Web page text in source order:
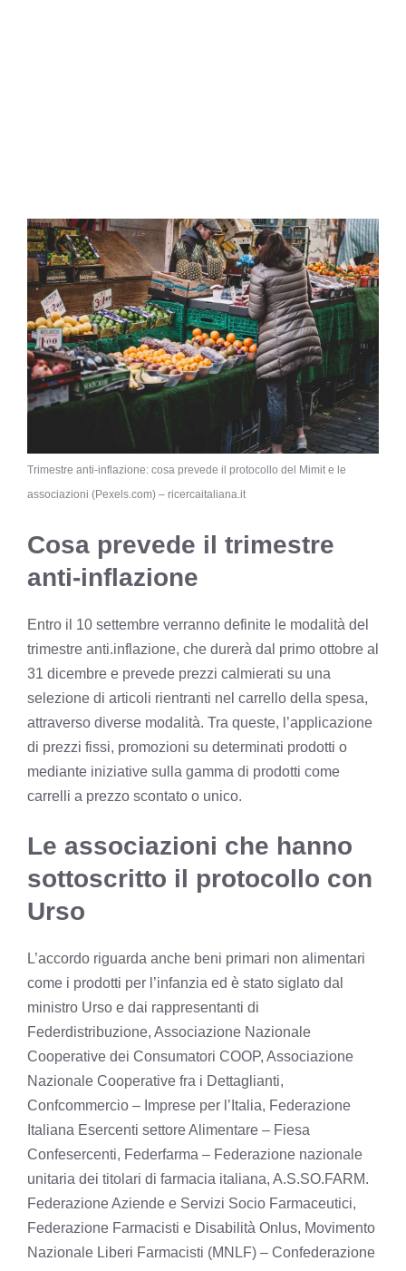
Trimestre anti-inflazione: cosa prevede il protocollo del Mimit e le
associazioni (Pexels.com) – ricercaitaliana.it
Cosa prevede il trimestre
anti-inflazione
Entro il 10 settembre verranno definite le modalità del
trimestre anti.inflazione, che durerà dal primo ottobre al
31 dicembre e prevede prezzi calmierati su una
selezione di articoli rientranti nel carrello della spesa,
attraverso diverse modalità. Tra queste, l’applicazione
di prezzi fissi, promozioni su determinati prodotti o
mediante iniziative sulla gamma di prodotti come
carrelli a prezzo scontato o unico.
Le associazioni che hanno
sottoscritto il protocollo con
Urso
L’accordo riguarda anche beni primari non alimentari
come i prodotti per l’infanzia ed è stato siglato dal
ministro Urso e dai rappresentanti di
Federdistribuzione, Associazione Nazionale
Cooperative dei Consumatori COOP, Associazione
Nazionale Cooperative fra i Dettaglianti,
Confcommercio – Imprese per l’Italia, Federazione
Italiana Esercenti settore Alimentare – Fiesa
Confesercenti, Federfarma – Federazione nazionale
unitaria dei titolari di farmacia italiana, A.S.SO.FARM.
Federazione Aziende e Servizi Socio Farmaceutici,
Federazione Farmacisti e Disabilità Onlus, Movimento
Nazionale Liberi Farmacisti (MNLF) – Confederazione